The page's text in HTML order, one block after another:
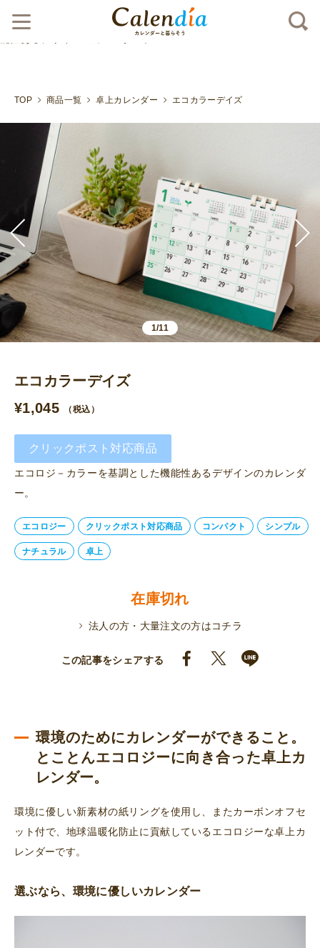
クリックポスト対応商品 エコロジ－カラーを基調とした機
能性あるデザインのカレンダー。">
TOP 商品一覧 卓上カレンダー エコカラーデイズ
1/11
エコカラーデイズ
¥1,045 （税込）
クリックポスト対応商品
エコロジ－カラーを基調とした機能性あるデザインのカレンダ
ー。
エコロジー クリックポスト対応商品 コンパクト シンプル
ナチュラル 卓上
在庫切れ
法人の方・大量注文の方はコチラ
この記事をシェアする
環境のためにカレンダーができること。
とことんエコロジーに向き合った卓上カ
レンダー。
環境に優しい新素材の紙リングを使用し、またカーボンオフセ
ット付で、地球温暖化防止に貢献しているエコロジーな卓上カ
レンダーです。
選ぶなら、環境に優しいカレンダー